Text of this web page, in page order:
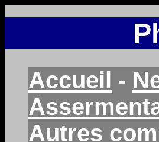
Accueil -
Autres